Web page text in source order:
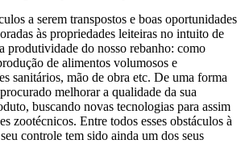
a serem transpostos e boas oportunidades
às propriedades leiteiras no intuito de
produtividade do nosso rebanho: como
de alimentos volumosos e
sanitários, mão de obra etc. De uma forma
melhorar a qualidade da sua
buscando novas tecnologias para assim
zootécnicos. Entre todos esses obstáculos à
controle tem sido ainda um dos seus